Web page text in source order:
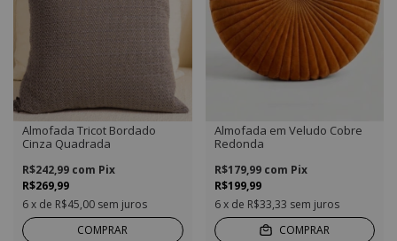
Almofada Tricot Bordado
Cinza Quadrada
R$269,99
R$242,99 com Pix
6x de R$45,00 sem juros
COMPRAR
Almofada em Veludo Cobre
Redonda
R$199,99
R$179,99 com Pix
6 x de R$33,33 sem juros
COMPRAR